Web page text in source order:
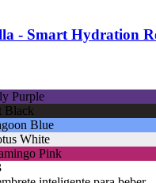
-​ Smart Hydration
Purple
Black
Blue
White
Pink